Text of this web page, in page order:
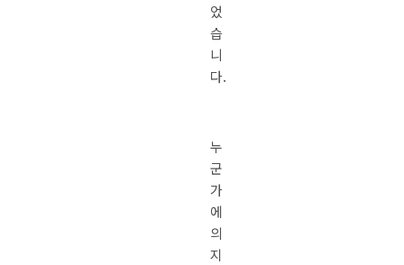
었
습
니
다.
누
군
가
에
의
지